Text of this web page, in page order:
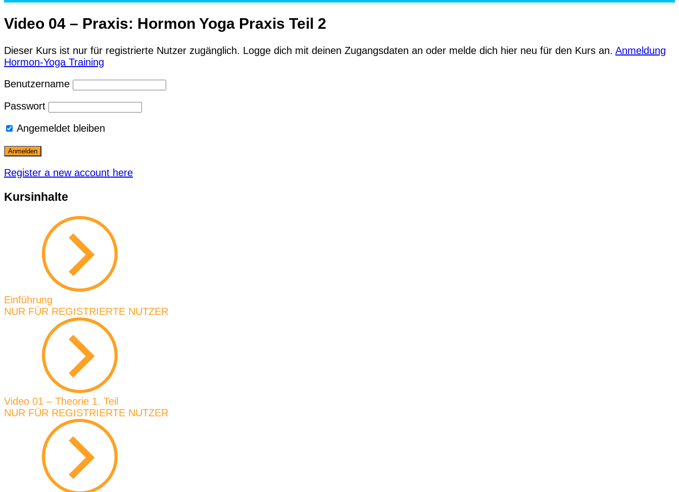
Video 04 – Praxis: Hormon Yoga Praxis Teil 2
Dieser Kurs ist nur für registrierte Nutzer zugänglich. Logge dich mit deinen Zugangsdaten an oder melde dich hier neu für den Kurs an. Anmeldung
Hormon-Yoga Training
Benutzername
Passwort
Angemeldet bleiben
Register a new account here
Kursinhalte
Einführung
NUR FÜR REGISTRIERTE NUTZER
Video 01 – Theorie 1. Teil
NUR FÜR REGISTRIERTE NUTZER